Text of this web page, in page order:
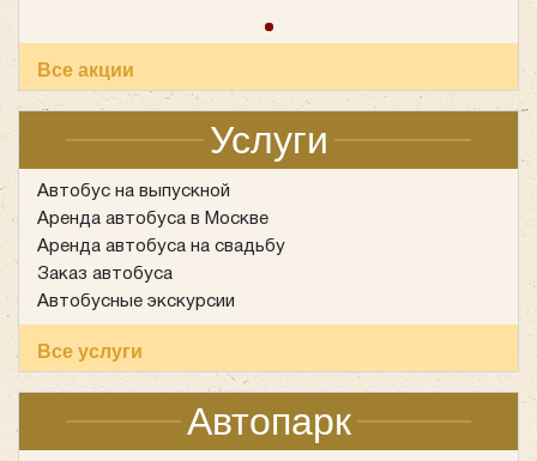
Все акции
Услуги
Автобус на выпускной
Аренда автобуса в Москве
Аренда автобуса на свадьбу
Заказ автобуса
Автобусные экскурсии
Все услуги
Автопарк